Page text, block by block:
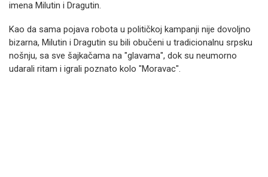
imena Milutin i Dragutin.
Kao da sama pojava robota u političkoj kampanji nije dovoljno
bizarna, Milutin i Dragutin su bili obučeni u tradicionalnu srpsku
nošnju, sa sve šajkačama na "glavama", dok su neumorno
udarali ritam i igrali poznato kolo "Moravac".